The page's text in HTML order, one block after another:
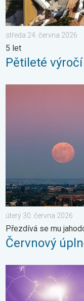
středa 24. června 2026
5 let
Pětileté
Červnový úplněk.
úterý 30. června 2026
Přezdívá se mu
Červnový
Červnové fotografie.